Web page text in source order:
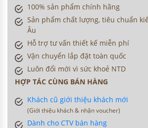
100% sản phẩm chính hãng
Sản phẩm chất lượng, tiêu chuẩn
Âu
Hỗ trợ tư vấn thiết kế miễn phí
Vận chuyển lắp đặt toàn quốc
Luôn đổi mới vì sức khoẻ NTD
HỢP TÁC CÙNG BÁN HÀNG
Khách cũ giới thiệu khách mới
(Giới thiệu khách & nhận voucher)
Dành cho CTV bán hàng